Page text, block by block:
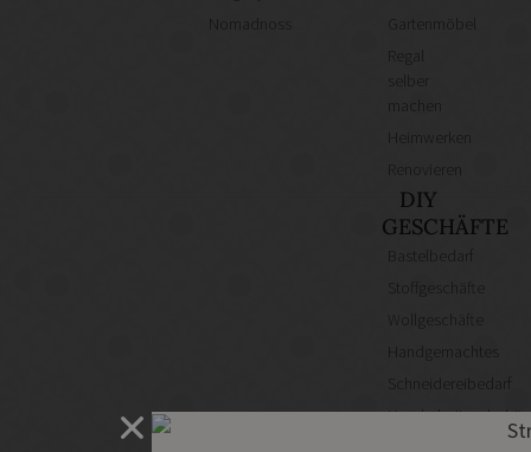
Nomadnoss
Gartenmöbel
Regal
Heimwerken
DIY
GESCHÄFTE
Bastelbedarf
Stoffgeschäfte
Wollgeschäfte
Handgemachtes
Schneidereibedarf
Handarbeitszubehör